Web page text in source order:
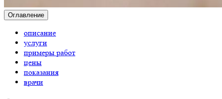
Оглавление
описание
услуги
примеры работ
цены
показания
врачи